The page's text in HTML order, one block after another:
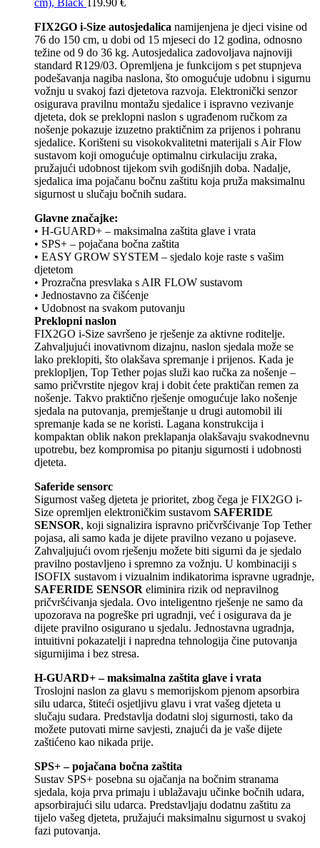
cm), Black 119.90 €
FIX2GO i-Size autosjedalica namijenjena je djeci visine od
76 do 150 cm, u dobi od 15 mjeseci do 12 godina, odnosno
težine od 9 do 36 kg. Autosjedalica zadovoljava najnoviji
standard R129/03. Opremljena je funkcijom s pet stupnjeva
podešavanja nagiba naslona, što omogućuje udobnu i sigurnu
vožnju u svakoj fazi djetetova razvoja. Elektronički senzor
osigurava pravilnu montažu sjedalice i ispravno vezivanje
djeteta, dok se preklopni naslon s ugrađenom ručkom za
nošenje pokazuje izuzetno praktičnim za prijenos i pohranu
sjedalice. Korišteni su visokokvalitetni materijali s Air Flow
sustavom koji omogućuje optimalnu cirkulaciju zraka,
pružajući udobnost tijekom svih godišnjih doba. Nadalje,
sjedalica ima pojačanu bočnu zaštitu koja pruža maksimalnu
sigurnost u slučaju bočnih sudara.
Glavne značajke:
• H-GUARD+ – maksimalna zaštita glave i vrata
• SPS+ – pojačana bočna zaštita
• EASY GROW SYSTEM – sjedalo koje raste s vašim
djetetom
• Prozračna presvlaka s AIR FLOW sustavom
• Jednostavno za čišćenje
• Udobnost na svakom putovanju
Preklopni naslon
FIX2GO i-Size savršeno je rješenje za aktivne roditelje.
Zahvaljujući inovativnom dizajnu, naslon sjedala može se
lako preklopiti, što olakšava spremanje i prijenos. Kada je
preklopljen, Top Tether pojas služi kao ručka za nošenje –
samo pričvrstite njegov kraj i dobit ćete praktičan remen za
nošenje. Takvo praktično rješenje omogućuje lako nošenje
sjedala na putovanja, premještanje u drugi automobil ili
spremanje kada se ne koristi. Lagana konstrukcija i
kompaktan oblik nakon preklapanja olakšavaju svakodnevnu
upotrebu, bez kompromisa po pitanju sigurnosti i udobnosti
djeteta.
Saferide sensorc
Sigurnost vašeg djeteta je prioritet, zbog čega je FIX2GO i-
Size opremljen elektroničkim sustavom SAFERIDE
SENSOR, koji signalizira ispravno pričvršćivanje Top Tether
pojasa, ali samo kada je dijete pravilno vezano u pojaseve.
Zahvaljujući ovom rješenju možete biti sigurni da je sjedalo
pravilno postavljeno i spremno za vožnju. U kombinaciji s
ISOFIX sustavom i vizualnim indikatorima ispravne ugradnje,
SAFERIDE SENSOR eliminira rizik od nepravilnog
pričvršćivanja sjedala. Ovo inteligentno rješenje ne samo da
upozorava na pogreške pri ugradnji, već i osigurava da je
dijete pravilno osigurano u sjedalu. Jednostavna ugradnja,
intuitivni pokazatelji i napredna tehnologija čine putovanja
sigurnijima i bez stresa.
H-GUARD+ – maksimalna zaštita glave i vrata
Troslojni naslon za glavu s memorijskom pjenom apsorbira
silu udarca, štiteći osjetljivu glavu i vrat vašeg djeteta u
slučaju sudara. Predstavlja dodatni sloj sigurnosti, tako da
možete putovati mirne savjesti, znajući da je vaše dijete
zaštićeno kao nikada prije.
SPS+ – pojačana bočna zaštita
Sustav SPS+ posebna su ojačanja na bočnim stranama
sjedala, koja prva primaju i ublažavaju učinke bočnih udara,
apsorbirajući silu udarca. Predstavljaju dodatnu zaštitu za
tijelo vašeg djeteta, pružajući maksimalnu sigurnost u svakoj
fazi putovanja.